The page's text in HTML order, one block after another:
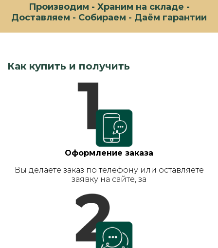
Производим - Храним на складе -
Доставляем - Собираем - Даём гарантии
Как купить и получить
Оформление заказа
Вы делаете заказ по телефону или оставляете
заявку на сайте, за